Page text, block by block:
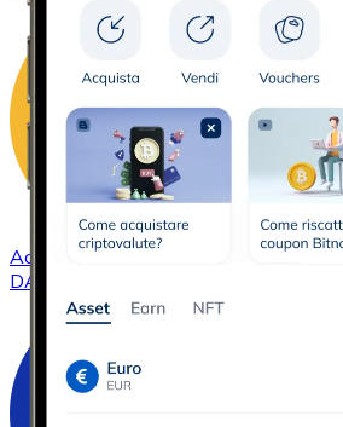
AcquistareDAI con bonifico bancario
DAI